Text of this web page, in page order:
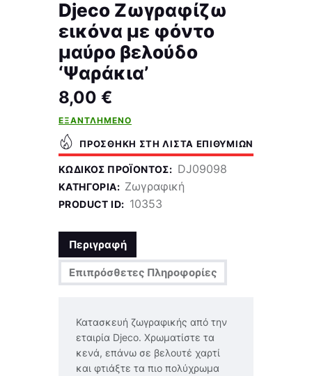
Djeco Ζωγραφίζω
εικόνα με φόντο
μαύρο βελούδο
‘Ψαράκια’
8,00 €
ΕΞΑΝΤΛΗΜΈΝΟ
ΠΡΟΣΘΉΚΗ ΣΤΗ ΛΊΣΤΑ ΕΠΙΘΥΜΙΏΝ
ΚΩΔΙΚΌΣ ΠΡΟΪΌΝΤΟΣ: DJ09098
ΚΑΤΗΓΟΡΊΑ: Ζωγραφική
PRODUCT ID: 10353
Περιγραφή
Επιπρόσθετες Πληροφορίες
Κατασκευή ζωγραφικής από την
εταιρία Djeco. Χρωματίστε τα
κενά, επάνω σε βελουτέ χαρτί
και φτιάξτε τα πιο πολύχρωμα